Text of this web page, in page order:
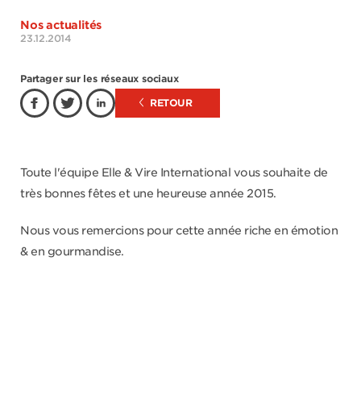
Nos actualités
23.12.2014
Partager sur les réseaux sociaux
RETOUR
Toute l'équipe Elle & Vire International vous souhaite de
très bonnes fêtes et une heureuse année 2015.
Nous vous remercions pour cette année riche en émotion
& en gourmandise.